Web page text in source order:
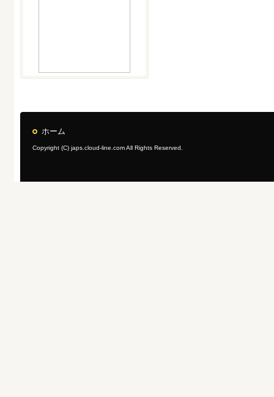
ホーム
Copyright (C) japs.cloud-line.com All Rights Reserved.